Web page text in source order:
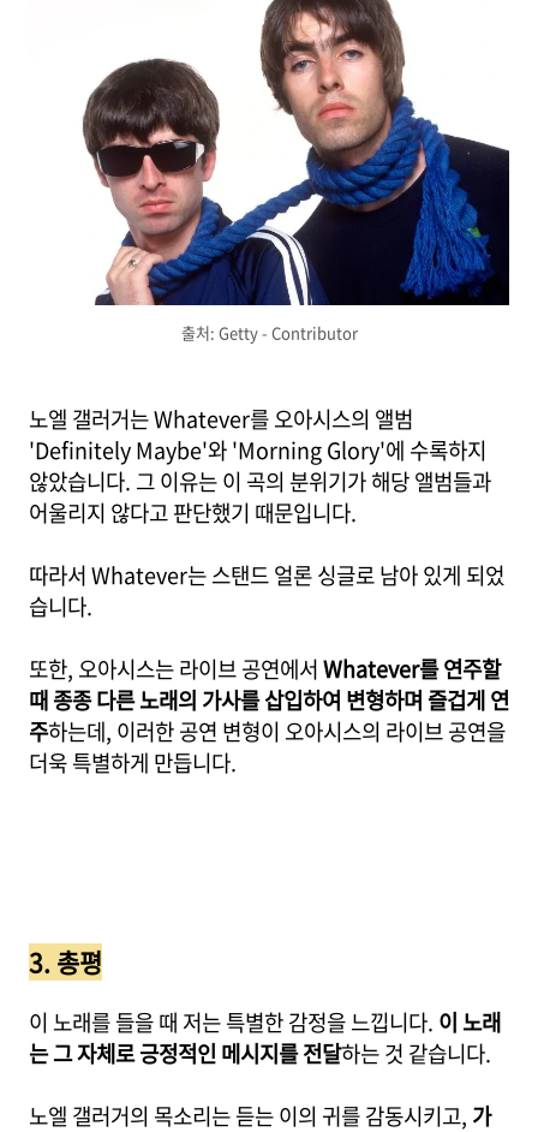
출처: Getty - Contributor
노엘 갤러거는 Whatever를 오아시스의 앨범
'Definitely Maybe'와 'Morning Glory'에 수록하지
않았습니다. 그 이유는 이 곡의 분위기가 해당 앨범들과
어울리지 않다고 판단했기 때문입니다.
따라서 Whatever는 스탠드 얼론 싱글로 남아 있게 되었
습니다.
또한, 오아시스는 라이브 공연에서Whatever를 연주할
때 종종 다른 노래의 가사를 삽입하여 변형하며 즐겁게 연
주하는데, 이러한 공연 변형이 오아시스의 라이브 공연을
더욱 특별하게 만듭니다.
3. 총평
이 노래를 들을 때 저는 특별한 감정을 느낍니다. 이 노래
는 그 자체로 긍정적인 메시지를 전달하는 것 같습니다.
노엘 갤러거의 목소리는 듣는 이의 귀를 감동시키고, 가